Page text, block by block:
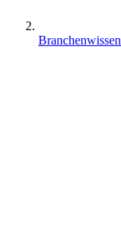
Branchenwissen